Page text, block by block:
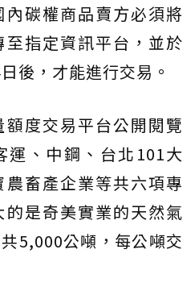
內碳權商品賣方必須將
指定資訊平台，並於
後，才能進行交易。
度交易平台公開閱覽
運、中鋼、台北101大
畜產企業等共六項專
是奇美實業的天然氣
5,000公噸，每公噸交